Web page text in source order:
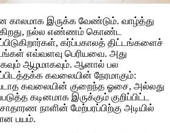
காலமாக இருக்க வேண்டும். வாழ்த்து
நல்ல எண்ணம் கொண்ட
கர்ப்பகாலத் திட்டங்களைச்
எவ்வளவு பெரியவை. அது
ஆழமாகவும். ஆனால் பல
கவலையின் நேரமாகும்:
கவலையின் குறைந்த ஓசை, அல்லது
கடினமாக இருக்கும் குறிப்பிட்ட
நாளின் மேற்பரப்பிற்கு அடியில்
பயம்.